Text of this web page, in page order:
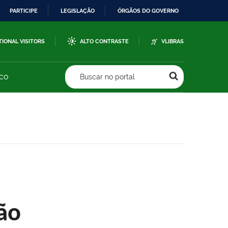
PARTICIPE LEGISLAÇÃO ÓRGÃOS DO GOVERNO
VISITORS ALTO CONTRASTE VLIBRAS
Buscar no portal